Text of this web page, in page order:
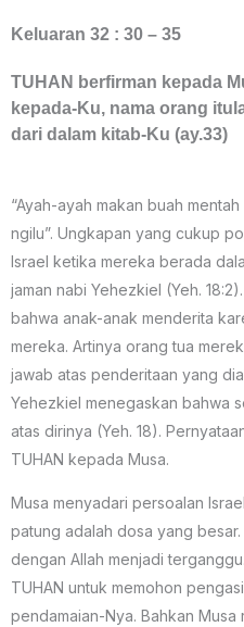
Keluaran 32 : 30 – 35
TUHAN berfirman kepada
kepada-Ku, nama orang
dari dalam kitab-Ku (ay.33)
“Ayah-ayah makan buah
ngilu”. Ungkapan yang cukup
Israel ketika mereka berada
jaman nabi Yehezkiel (Yeh.
bahwa anak-anak menderita
mereka. Artinya orang tua
jawab atas penderitaan yang
Yehezkiel menegaskan bahwa
atas dirinya (Yeh. 18).
TUHAN kepada Musa.
Musa menyadari persoalan
patung adalah dosa yang
dengan Allah menjadi
TUHAN untuk memohon
pendamaian-Nya. Bahkan